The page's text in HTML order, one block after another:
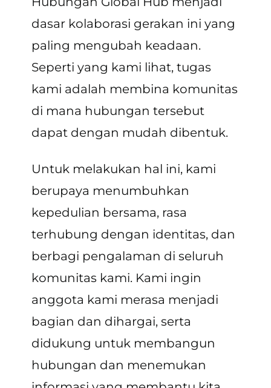
dasar kolaborasi gerakan ini yang
paling mengubah keadaan.
Seperti yang kami lihat, tugas
kami adalah membina komunitas
di mana hubungan tersebut
dapat dengan mudah dibentuk.
Untuk melakukan hal ini, kami
berupaya menumbuhkan
kepedulian bersama, rasa
terhubung dengan identitas, dan
berbagi pengalaman di seluruh
komunitas kami. Kami ingin
anggota kami merasa menjadi
bagian dan dihargai, serta
didukung untuk membangun
hubungan dan menemukan